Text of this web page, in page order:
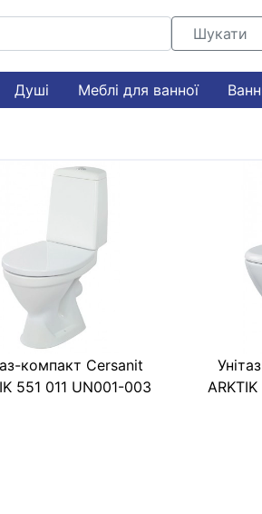
Шукати
Душі Меблі для ванної
компакт Cersanit
551 011 UN001-003